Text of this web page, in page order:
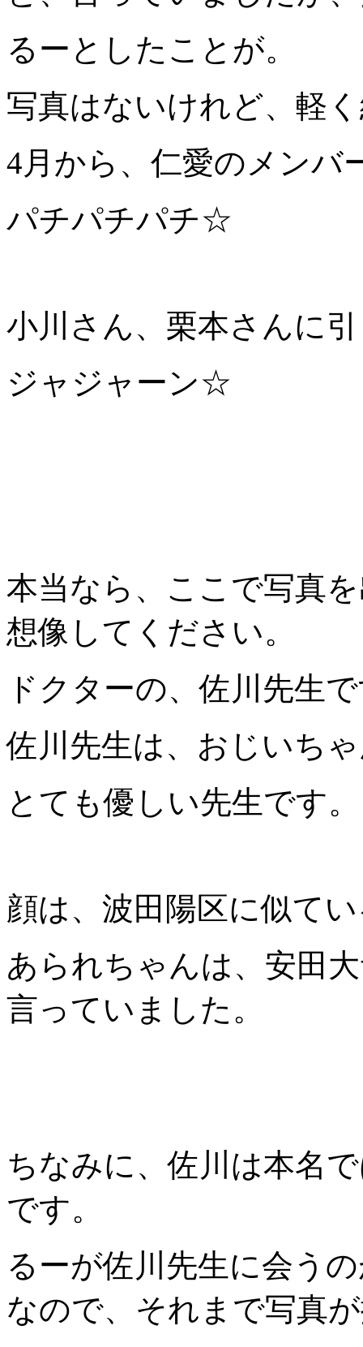
るーとしたことが。
写真はないけれど、軽
4月から、仁愛のメンバ
パチパチパチ☆
小川さん、栗本さんに
ジャジャーン☆
本当なら、ここで写真
想像してください。
ドクターの、佐川先生
佐川先生は、おじいち
とても優しい先生です。
顔は、波田陽区に似て
あられちゃんは、安田
言っていました。
ちなみに、佐川は本名
です。
るーが佐川先生に会う
なので、それまで写真